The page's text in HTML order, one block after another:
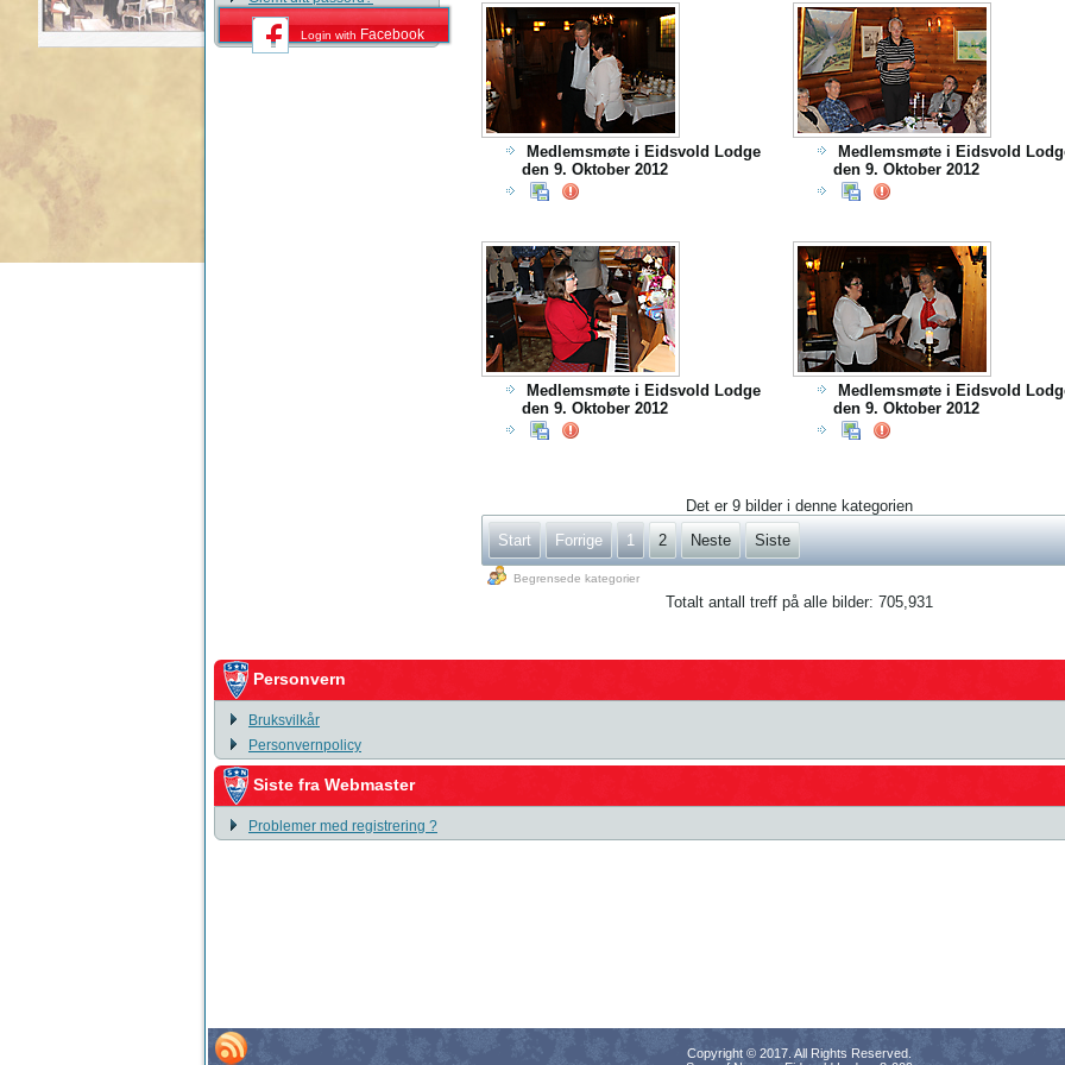
Login with Facebook
Medlemsmøte i Eidsvold Lodge
den 9. Oktober 2012
Medlemsmøte i Eidsvold
den 9. Oktober 2012
Medlemsmøte i Eidsvold Lodge
den 9. Oktober 2012
Medlemsmøte i Eidsvold
den 9. Oktober 2012
Det er 9 bilder i denne kategorien
Start
Forrige 1 2 Neste Siste
Begrensede kategorier
Totalt antall treff på alle bilder: 705,931
Personvern
Bruksvilkår
Personvernpolicy
Siste fra Webmaster
Problemer med registrering ?
Copyright © 2017. All Rights Reserved.